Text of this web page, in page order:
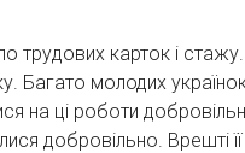
карток і
Багато молодих українок
на ці роботи
добровільно. Врешті